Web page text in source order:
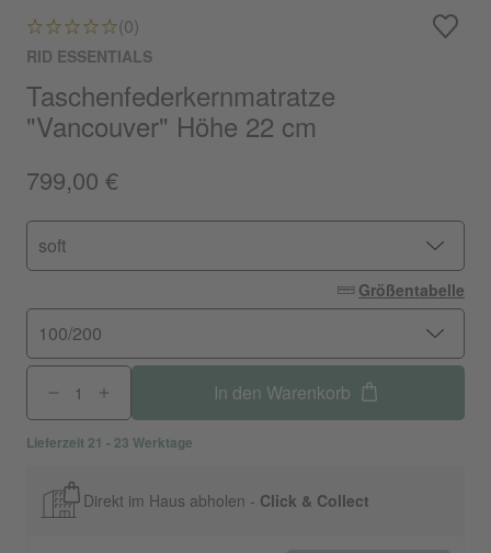
(0)
RID ESSENTIALS
Taschenfederkernmatratze
"Vancouver" Höhe 22 cm
799,00 €
soft
Größentabelle
100/200
In den Warenkorb
Lieferzeit 21 - 23 Werktage
Direkt im Haus abholen - Click & Collect